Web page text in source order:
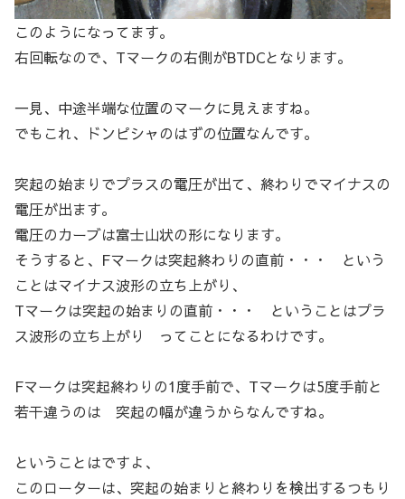
このようになってます。
右回転なので、Tマークの右側がBTDCとなります。
一見、中途半端な位置のマークに見えますね。
でもこれ、ドンピシャのはずの位置なんです。
突起の始まりでプラスの電圧が出て、終わりでマイナスの
電圧が出ます。
電圧のカーブは富士山状の形になります。
そうすると、Fマークは突起終わりの直前・・・ という
ことはマイナス波形の立ち上がり、
Tマークは突起の始まりの直前・・・ ということはプラ
ス波形の立ち上がり ってことになるわけです。
Fマークは突起終わりの1度手前で、Tマークは5度手前と
若干違うのは 突起の幅が違うからなんですね。
ということはですよ、
このローターは、突起の始まりと終わりを検出するつもり